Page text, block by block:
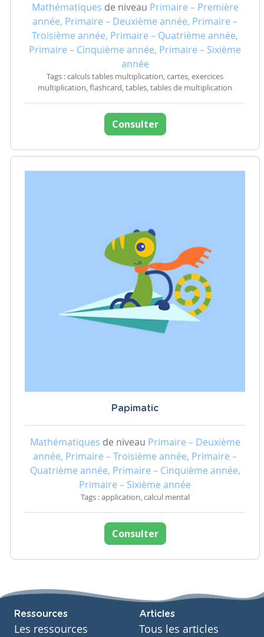
Mathématiques de niveau Primaire – Première
année, Primaire – Deuxième année, Primaire –
Troisième année, Primaire – Quatrième année,
Primaire – Cinquième année, Primaire – Sixième
année
Tags : calculs tables multiplication, cartes, exercices
multiplication, flashcard, tables, tables de multiplication
Consulter
Papimatic
Mathématiques de niveau Primaire – Deuxième
année, Primaire – Troisième année, Primaire –
Quatrième année, Primaire – Cinquième année,
Primaire – Sixième année
Tags : application, calcul mental
Consulter
Ressources
Les ressources
Articles
Tous les articles